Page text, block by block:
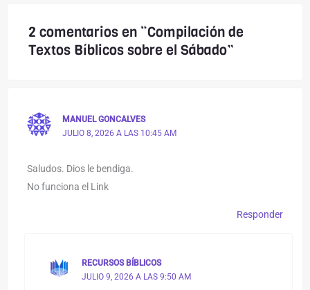
2 comentarios en “Compilación de
Textos Bíblicos sobre el Sábado”
MANUEL GONCALVES
JULIO 8, 2026 A LAS 10:45 AM
Saludos. Dios le bendiga.
No funciona el Link
Responder
RECURSOS BÍBLICOS
JULIO 9, 2026 A LAS 9:50 AM